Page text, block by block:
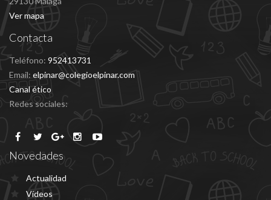
Ver mapa
Contacta
Teléfono: 952413731
Email: elpinar@colegioelpinar.com
Canal ético
Redes sociales:
Novedades
Actualidad
Vídeos